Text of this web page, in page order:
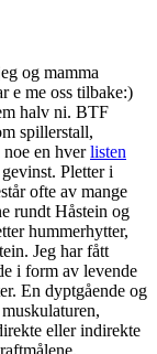
og mamma
e me oss tilbake:)
halv ni. BTF
spillerstall,
noe en hverlisten
Pletter i
ofte av mange
rundt Håstein og
hummerhytter,
Jeg har fått
i form av levende
En dyptgående og
eller indirekte